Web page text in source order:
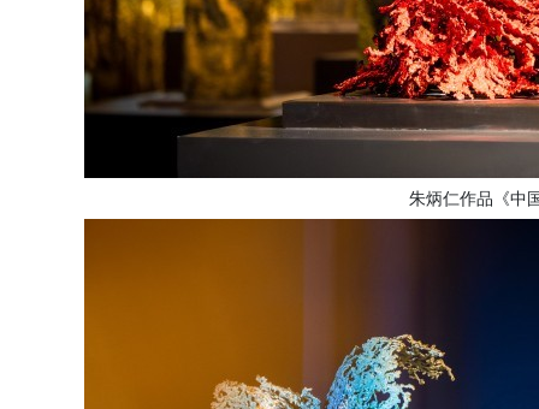
朱炳仁作品 《中